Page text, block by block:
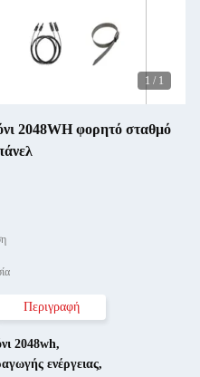
1 / 1
2048WH φορητό σταθμό
Περιγραφή
2048wh,
ενέργειας,